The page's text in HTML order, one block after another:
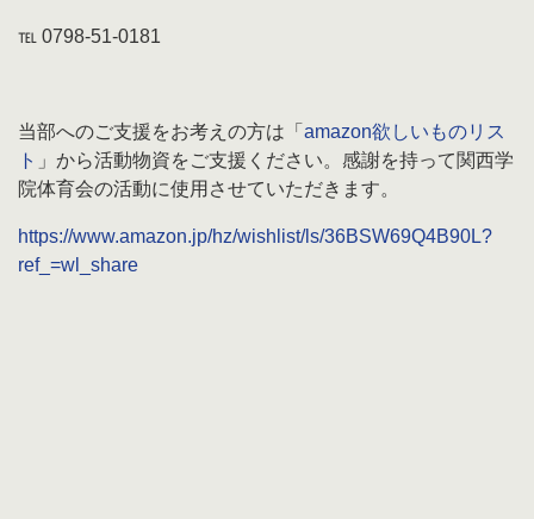
℡ 0798-51-0181
当部へのご支援をお考えの方は「 amazon欲しいものリス
ト 」から活動物資をご支援ください。感謝を持って関西学
院体育会の活動に使用させていただきます。
https://www.amazon.jp/hz/wishlist/ls/36BSW69Q4B90L?
ref_=wl_share